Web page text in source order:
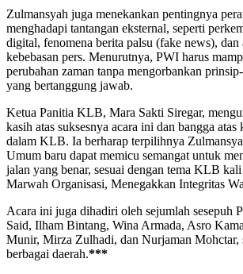
Zulmansyah juga menekankan pentingnya
menghadapi tantangan eksternal, seperti
digital, fenomena berita palsu (fake news), dan
kebebasan pers. Menurutnya, PWI harus
perubahan zaman tanpa mengorbankan
yang bertanggung jawab.
Ketua Panitia KLB, Mara Sakti Siregar,
kasih atas suksesnya acara ini dan bangga
dalam KLB. Ia berharap terpilihnya
Umum baru dapat memicu semangat untuk
jalan yang benar, sesuai dengan tema KLB
Marwah Organisasi, Menegakkan Integritas
Acara ini juga dihadiri oleh sejumlah sesepuh
Said, Ilham Bintang, Wina Armada, Asro
Munir, Mirza Zulhadi, dan Nurjaman Mohctar,
berbagai daerah.***